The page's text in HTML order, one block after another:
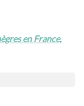
en France,